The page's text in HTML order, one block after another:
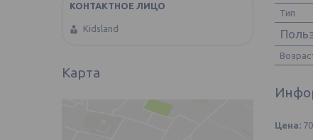
Тип
Цена: 70
Kidsland
Карта